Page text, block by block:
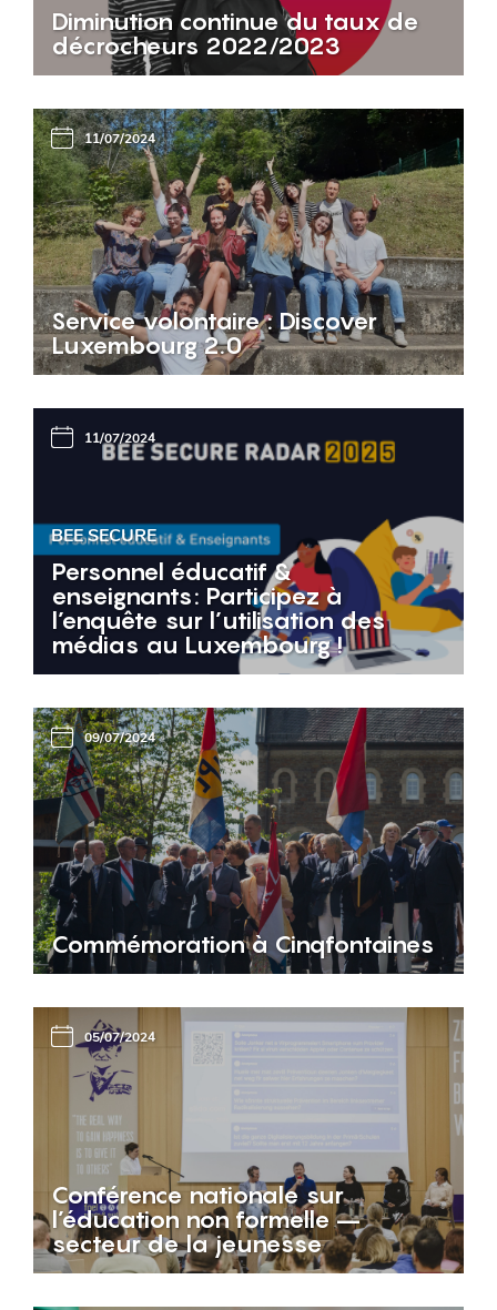
Diminution continue du taux de
décrocheurs 2022/2023
11/07/2024
Service volontaire : Discover
Luxembourg 2.0
11/07/2024
BEE SECURE
Personnel éducatif &
enseignants: Participez à
l’enquête sur l’utilisation des
médias au Luxembourg !
09/07/2024
Commémoration à Cinqfontaines
05/07/2024
Conférence nationale sur
l’éducation non formelle –
secteur de la jeunesse